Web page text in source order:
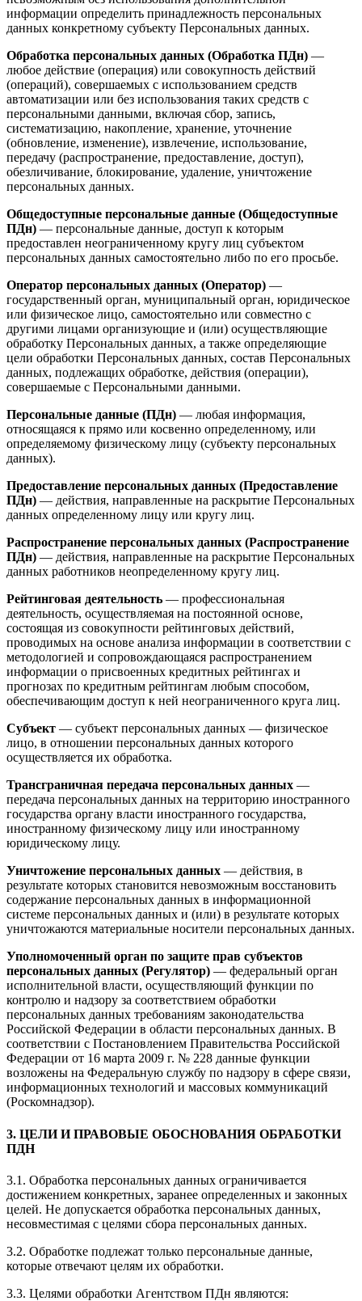
информации определить принадлежность персональных
данных конкретному субъекту Персональных данных.
Обработка персональных данных (Обработка ПДн) —
любое действие (операция) или совокупность действий
(операций), совершаемых с использованием средств
автоматизации или без использования таких средств с
персональными данными, включая сбор, запись,
систематизацию, накопление, хранение, уточнение
(обновление, изменение), извлечение, использование,
передачу (распространение, предоставление, доступ),
обезличивание, блокирование, удаление, уничтожение
персональных данных.
Общедоступные персональные данные (Общедоступные
ПДн) — персональные данные, доступ к которым
предоставлен неограниченному кругу лиц субъектом
персональных данных самостоятельно либо по его просьбе.
Оператор персональных данных (Оператор) —
государственный орган, муниципальный орган, юридическое
или физическое лицо, самостоятельно или совместно с
другими лицами организующие и (или) осуществляющие
обработку Персональных данных, а также определяющие
цели обработки Персональных данных, состав Персональных
данных, подлежащих обработке, действия (операции),
совершаемые с Персональными данными.
Персональные данные (ПДн) — любая информация,
относящаяся к прямо или косвенно определенному, или
определяемому физическому лицу (субъекту персональных
данных).
Предоставление персональных данных (Предоставление
ПДн) — действия, направленные на раскрытие Персональных
данных определенному лицу или кругу лиц.
Распространение персональных данных (Распространение
ПДн) — действия, направленные на раскрытие Персональных
данных работников неопределенному кругу лиц.
Рейтинговая деятельность — профессиональная
деятельность, осуществляемая на постоянной основе,
состоящая из совокупности рейтинговых действий,
проводимых на основе анализа информации в соответствии с
методологией и сопровождающаяся распространением
информации о присвоенных кредитных рейтингах и
прогнозах по кредитным рейтингам любым способом,
обеспечивающим доступ к ней неограниченного круга лиц.
Субъект — субъект персональных данных — физическое
лицо, в отношении персональных данных которого
осуществляется их обработка.
Трансграничная передача персональных данных —
передача персональных данных на территорию иностранного
государства органу власти иностранного государства,
иностранному физическому лицу или иностранному
юридическому лицу.
Уничтожение персональных данных — действия, в
результате которых становится невозможным восстановить
содержание персональных данных в информационной
системе персональных данных и (или) в результате которых
уничтожаются материальные носители персональных данных.
Уполномоченный орган по защите прав субъектов
персональных данных (Регулятор) — федеральный орган
исполнительной власти, осуществляющий функции по
контролю и надзору за соответствием обработки
персональных данных требованиям законодательства
Российской Федерации в области персональных данных. В
соответствии с Постановлением Правительства Российской
Федерации от 16 марта 2009 г. № 228 данные функции
возложены на Федеральную службу по надзору в сфере связи,
информационных технологий и массовых коммуникаций
(Роскомнадзор).
3. ЦЕЛИ И ПРАВОВЫЕ ОБОСНОВАНИЯ ОБРАБОТКИ
ПДН
3.1. Обработка персональных данных ограничивается
достижением конкретных, заранее определенных и законных
целей. Не допускается обработка персональных данных,
несовместимая с целями сбора персональных данных.
3.2. Обработке подлежат только персональные данные,
которые отвечают целям их обработки.
3.3. Целями обработки Агентством ПДн являются: